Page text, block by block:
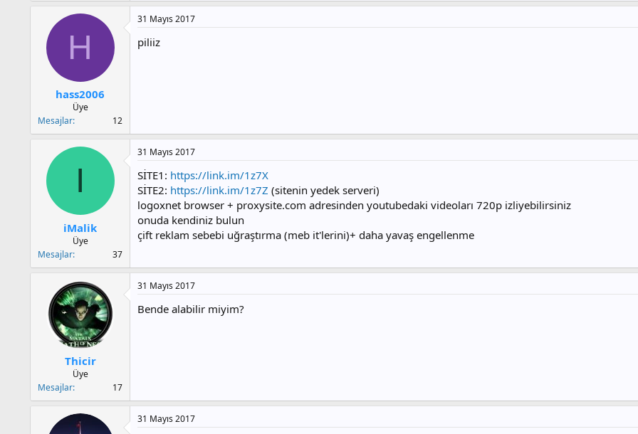
H
hass2006
Üye
Mesajlar
12
31 Mayıs 2017
piliiz
I
iMalik
Üye
Mesajlar
37
31 Mayıs 2017
SİTE1: https://link.im/1z7X
SİTE2: https://link.im/1z7Z (sitenin yedek serveri)
logoxnet browser + proxysite.com adresinden youtubedaki videoları 720p izliyebilirsiniz
onuda kendiniz bulun
çift reklam sebebi uğraştırma (meb it'lerini)+ daha yavaş engellenme
Thicir
Üye
Mesajlar
17
31 Mayıs 2017
Bende alabilir miyim?
31 Mayıs 2017